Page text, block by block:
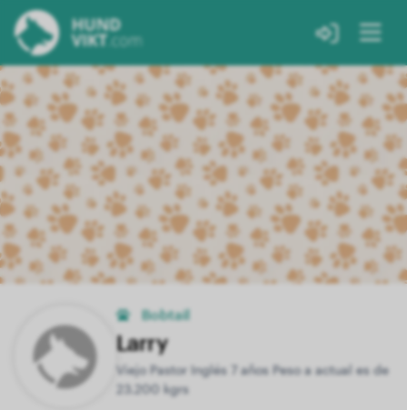
Bobtail
Larry
Viejo Pastor Inglés 7 años Peso a actual es de
23.200 kgrs